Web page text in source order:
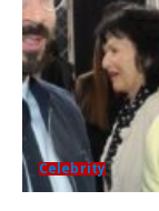
Celebrity